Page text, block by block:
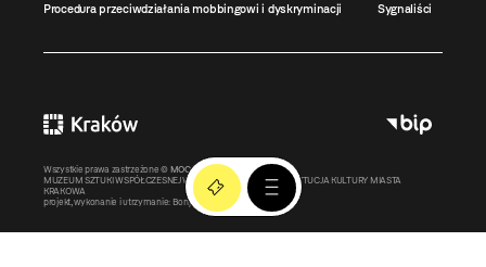
Procedura przeciwdziałania mobbingowi i dyskryminacji Sygnaliści
Wszystkie prawa zastrzeżone © MOCAK2011-2026
MUZEUM SZTUKI WSPÓŁCZESNEJ W KRAKOWIE MOCAK – INSTYTUCJA KULTURY MIASTA
KRAKOWA
projekt, wykonanie i utrzymanie: Bonjour.pl